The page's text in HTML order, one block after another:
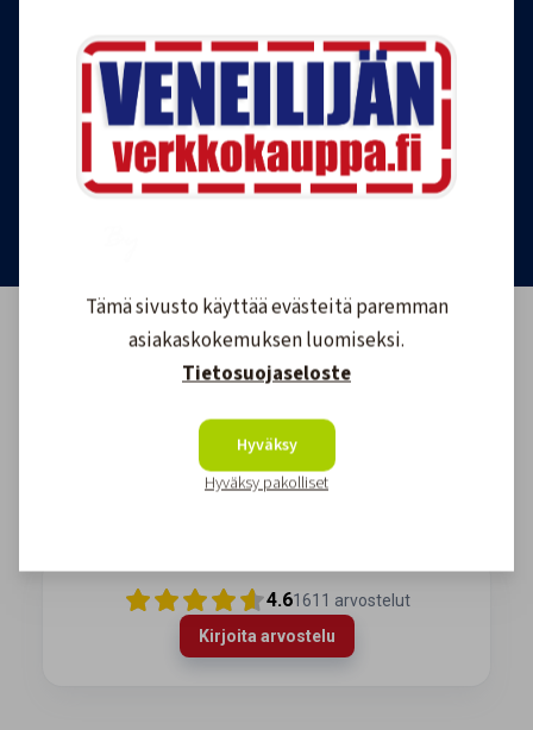
ensimmäisten joukossa. Lähetämme 1-4
uutiskirjettä kuukaudessa. Voit perua uutiskirjeen
tilauksen milloin tahansa.
Tilaa uutiskirje
4.61611 arvostelut
Kirjoita arvostelu
Tämä sivusto käyttää evästeitä paremman
asiakaskokemuksen luomiseksi.
Tietosuojaseloste
Hyväksy
Hyväksy pakolliset